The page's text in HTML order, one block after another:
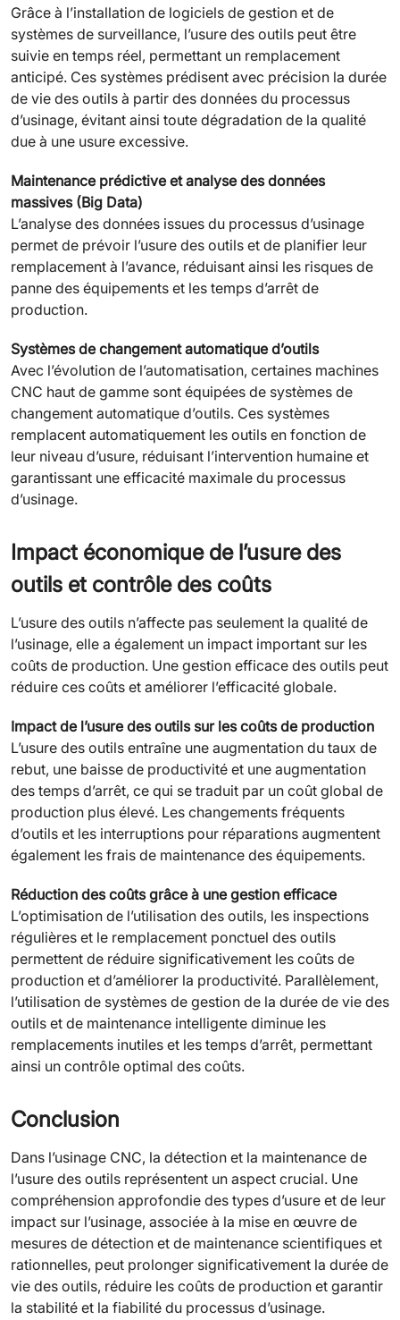
Grâce à l’installation de logiciels de gestion et de
systèmes de surveillance, l’usure des outils peut être
suivie en temps réel, permettant un remplacement
anticipé. Ces systèmes prédisent avec précision la durée
de vie des outils à partir des données du processus
d’usinage, évitant ainsi toute dégradation de la qualité
due à une usure excessive.
Maintenance prédictive et analyse des données
massives (Big Data)
L’analyse des données issues du processus d’usinage
permet de prévoir l’usure des outils et de planifier leur
remplacement à l’avance, réduisant ainsi les risques de
panne des équipements et les temps d’arrêt de
production.
Systèmes de changement automatique d’outils
Avec l’évolution de l’automatisation, certaines machines
CNC haut de gamme sont équipées de systèmes de
changement automatique d’outils. Ces systèmes
remplacent automatiquement les outils en fonction de
leur niveau d’usure, réduisant l’intervention humaine et
garantissant une efficacité maximale du processus
d’usinage.
Impact économique de l’usure des
outils et contrôle des coûts
L’usure des outils n’affecte pas seulement la qualité de
l’usinage, elle a également un impact important sur les
coûts de production. Une gestion efficace des outils peut
réduire ces coûts et améliorer l’efficacité globale.
Impact de l’usure des outils sur les coûts de production
L’usure des outils entraîne une augmentation du taux de
rebut, une baisse de productivité et une augmentation
des temps d’arrêt, ce qui se traduit par un coût global de
production plus élevé. Les changements fréquents
d’outils et les interruptions pour réparations augmentent
également les frais de maintenance des équipements.
Réduction des coûts grâce à une gestion efficace
L’optimisation de l’utilisation des outils, les inspections
régulières et le remplacement ponctuel des outils
permettent de réduire significativement les coûts de
production et d’améliorer la productivité. Parallèlement,
l’utilisation de systèmes de gestion de la durée de vie des
outils et de maintenance intelligente diminue les
remplacements inutiles et les temps d’arrêt, permettant
ainsi un contrôle optimal des coûts.
Conclusion
Dans l’usinage CNC, la détection et la maintenance de
l’usure des outils représentent un aspect crucial. Une
compréhension approfondie des types d’usure et de leur
impact sur l’usinage, associée à la mise en œuvre de
mesures de détection et de maintenance scientifiques et
rationnelles, peut prolonger significativement la durée de
vie des outils, réduire les coûts de production et garantir
la stabilité et la fiabilité du processus d’usinage.